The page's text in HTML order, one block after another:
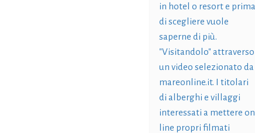
in hotel o resort e prima
di scegliere vuole
saperne di più.
"Visitandolo" attraverso
un video selezionato da
mareonline.it. I titolari
di alberghi e villaggi
interessati a mettere on
line propri filmati